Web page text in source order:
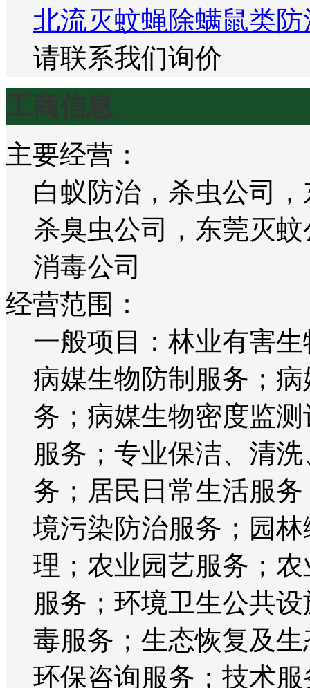
北流灭蚊蝇除螨鼠类
请联系我们询价
工商信息
主要经营：
白蚁防治，杀虫公司
杀臭虫公司，东莞灭
消毒公司
经营范围：
一般项目：林业有害
病媒生物防制服务；
务；病媒生物密度监
服务；专业保洁、清
务；居民日常生活服
境污染防治服务；园
理；农业园艺服务；
服务；环境卫生公共
毒服务；生态恢复及
环保咨询服务；技术